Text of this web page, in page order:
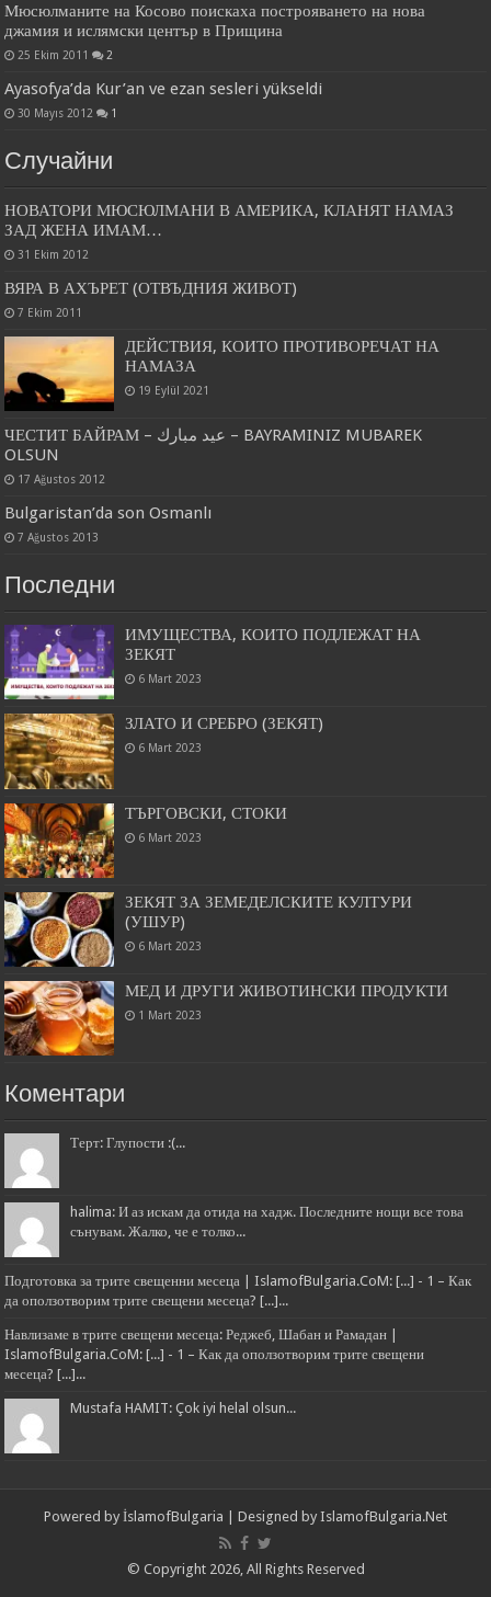
Мюсюлманите на Косово поискаха построяването на нова
джамия и ислямски център в Прищина
25 Ekim 2011 2
Ayasofya’da Kur’an ve ezan sesleri yükseldi
30 Mayıs 2012 1
Случайни
НОВАТОРИ МЮСЮЛМАНИ В АМЕРИКА, КЛАНЯТ НАМАЗ
ЗАД ЖЕНА ИМАМ…
31 Ekim 2012
ВЯРА В АХЪРЕТ (ОТВЪДНИЯ ЖИВОТ)
7 Ekim 2011
ДЕЙСТВИЯ, КОИТО ПРОТИВОРЕЧАТ НА
НАМАЗА
19 Eylül 2021
ЧЕСТИТ БАЙРАМ – عيد مبارك – BAYRAMINIZ MUBAREK
OLSUN
17 Ağustos 2012
Bulgaristan’da son Osmanlı
7 Ağustos 2013
Последни
ИМУЩЕСТВА, КОИТО ПОДЛЕЖАТ НА
ЗЕКЯТ
6 Mart 2023
ЗЛАТО И СРЕБРО (ЗЕКЯТ)
6 Mart 2023
ТЪРГОВСКИ, СТОКИ
6 Mart 2023
ЗЕКЯТ ЗА ЗЕМЕДЕЛСКИТЕ КУЛТУРИ
(УШУР)
6 Mart 2023
МЕД И ДРУГИ ЖИВОТИНСКИ ПРОДУКТИ
1 Mart 2023
Коментари
Терт: Глупости :(...
halima: И аз искам да отида на хадж. Последните нощи все това
сънувам. Жалко, че е толко...
Подготовка за трите свещенни месеца | IslamofBulgaria.CoM: [...] - 1 – Как
да оползотворим трите свещени месеца? [...]...
Навлизаме в трите свещени месеца: Реджеб, Шабан и Рамадан |
IslamofBulgaria.CoM: [...] - 1 – Как да оползотворим трите свещени
месеца? [...]...
Mustafa HAMIT: Çok iyi helal olsun...
Powered by İslamofBulgaria | Designed by IslamofBulgaria.Net
© Copyright 2026, All Rights Reserved